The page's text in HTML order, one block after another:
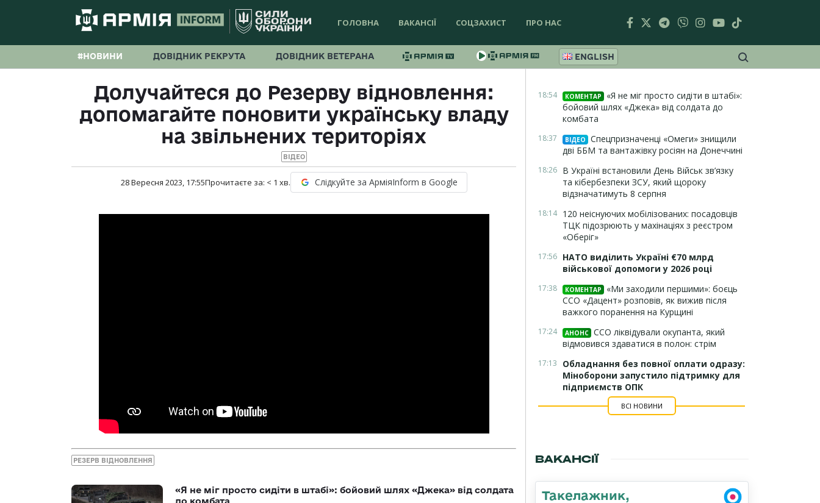
ГОЛОВНА ВАКАНСІЇ СОЦЗАХИСТ ПРО НАС
#НОВИНИ ДОВІДНИК РЕКРУТА ДОВІДНИК ВЕТЕРАНА ENGLISH
Долучайтеся до Резерву відновлення:
допомагайте поновити українську владу
на звільнених територіях
ВІДЕО
28 Вересня 2023, 17:55Прочитаєте за: < 1 хв. Слідкуйте за АрміяInform в Google
РЕЗЕРВ ВІДНОВЛЕННЯ
«Я не міг просто сидіти в штабі»: бойовий шлях «Джека» від солдата
до комбата
18:54 КОМЕНТАР
«Я не міг просто сидіти в штабі»:
бойовий шлях «Джека» від солдата до
комбата
18:37 ВІДЕО
Спецпризначенці «Омеги» знищили
дві ББМ та вантажівку росіян на Донеччині
18:26 В Україні встановили День Військ зв’язку
та кібербезпеки ЗСУ, який щороку
відзначатимуть 8 серпня
18:14 120 неіснуючих мобілізованих: посадовців
ТЦК підозрюють у махінаціях з реєстром
«Оберіг»
17:56 НАТО виділить Україні €70 млрд
військової допомоги у 2026 році
17:38 КОМЕНТАР
«Ми заходили першими»: боєць
ССО «Дацент» розповів, як вижив після
важкого поранення на Курщині
17:24 АНОНС ССО ліквідували окупанта, який
відмовився здаватися в полон: стрім
17:13
Обладнання без повної оплати одразу:
Міноборони запустило підтримку для
підприємств ОПК
ВСІ НОВИНИ
ВАКАНСІЇ
Такелажник,